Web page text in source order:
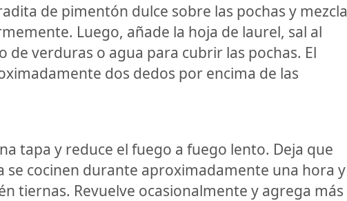
de pimentón dulce sobre las pochas y mezcla
Luego, añade la hoja de laurel, sal al
de verduras o agua para cubrir las pochas. El
dos dedos por encima de las
tapa y reduce el fuego a fuego lento. Deja que
se cocinen durante aproximadamente una hora y
tiernas. Revuelve ocasionalmente y agrega más